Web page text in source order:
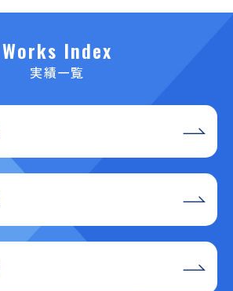
Works Index
実績一覧